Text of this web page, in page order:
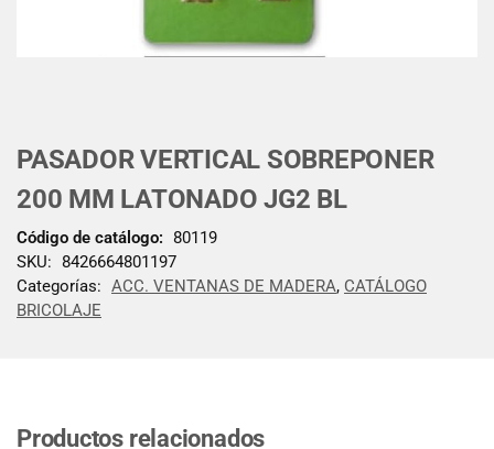
PASADOR VERTICAL SOBREPONER
200 MM LATONADO JG2 BL
Código de catálogo: 80119
SKU: 8426664801197
Categorías: ACC. VENTANAS DE MADERA, CATÁLOGO
BRICOLAJE
Productos relacionados